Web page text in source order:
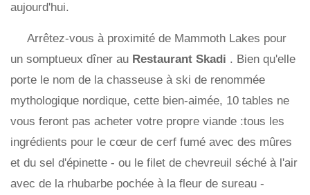
aujourd'hui.
Arrêtez-vous à proximité de Mammoth Lakes pour
un somptueux dîner au Restaurant Skadi . Bien qu'elle
porte le nom de la chasseuse à ski de renommée
mythologique nordique, cette bien-aimée, 10 tables ne
vous feront pas acheter votre propre viande :tous les
ingrédients pour le cœur de cerf fumé avec des mûres
et du sel d'épinette - ou le filet de chevreuil séché à l'air
avec de la rhubarbe pochée à la fleur de sureau -